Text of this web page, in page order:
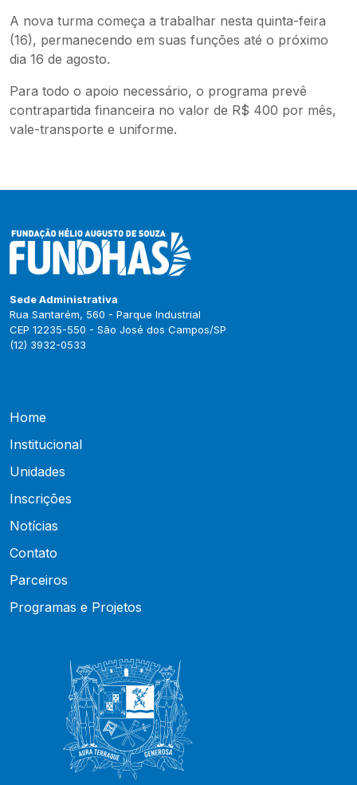
A nova turma começa a trabalhar nesta quinta-feira
(16), permanecendo em suas funções até o próximo
dia 16 de agosto.
Para todo o apoio necessário, o programa prevê
contrapartida financeira no valor de R$ 400 por mês,
vale-transporte e uniforme.
Sede Administrativa
Rua Santarém, 560 - Parque Industrial
CEP 12235-550 - São José dos Campos/SP
(12) 3932-0533
Home
Institucional
Unidades
Inscrições
Notícias
Contato
Parceiros
Programas e Projetos